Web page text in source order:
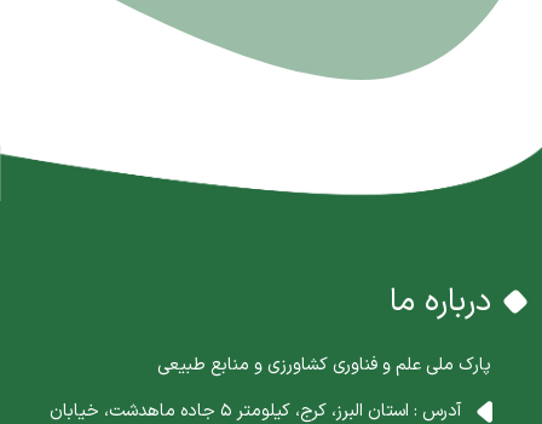
درباره ما
پارک ملی علم و فناوری کشاورزی و منابع طبیعی
آدرس : استان البرز، کرج، کیلومتر 5 جاده ماهدشت، خیابان